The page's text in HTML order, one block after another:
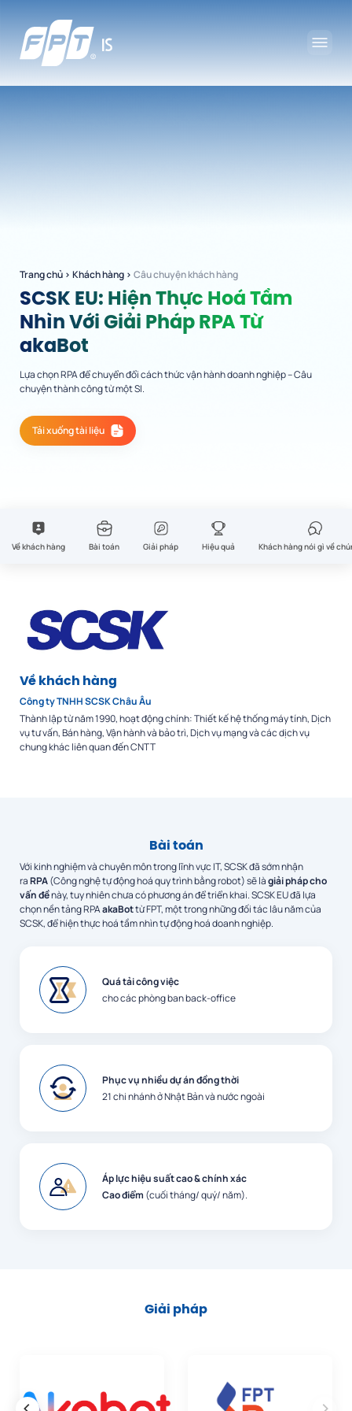
Trang chủ › Khách hàng › Câu chuyện khách hàng
SCSK EU: Hiện Thực Hoá Tầm
Nhìn Với Giải Pháp RPA Từ
akaBot
Lựa chọn RPA để chuyển đổi cách thức vận hành doanh nghiệp – Câu
chuyện thành công từ một SI.
Tải xuống tài liệu
Về khách hàng Bài toán Giải pháp Hiệu quả Khách hàng nói gì về
Về khách hàng
Công ty TNHH SCSK Châu Âu
Thành lập từ năm 1990, hoạt động chính: Thiết kế hệ thống máy tính, Dịch
vụ tư vấn, Bán hàng, Vận hành và bảo trì, Dịch vụ mạng và các dịch vụ
chung khác liên quan đến CNTT
Bài toán
Với kinh nghiệm và chuyên môn trong lĩnh vực IT, SCSK đã sớm nhận
raRPA(Công nghệ tự động hoá quy trình bằng robot) sẽ làgiải pháp cho
vấn đềnày, tuy nhiên chưa có phương án để triển khai. SCSK EU đã lựa
chọn nền tảng RPAakaBottừ FPT, một trong những đối tác lâu năm của
SCSK, để hiện thực hoá tầm nhìn tự động hoá doanh nghiệp.
Quá tải công việc
cho các phòng ban back-office
Phục vụ nhiều dự án đồng thời
21 chi nhánh ở Nhật Bản và nước ngoài
Áp lực hiệu suất cao & chính xác
Cao điểm (cuối tháng/ quý/ năm).
Giải pháp